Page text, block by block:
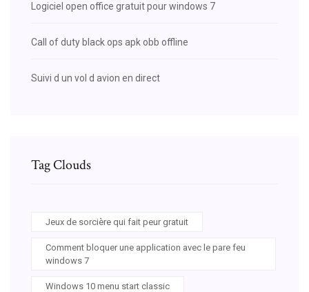
Logiciel open office gratuit pour windows 7
Call of duty black ops apk obb offline
Suivi d un vol d avion en direct
Tag Clouds
Jeux de sorcière qui fait peur gratuit
Comment bloquer une application avec le pare feu
windows 7
Windows 10 menu start classic